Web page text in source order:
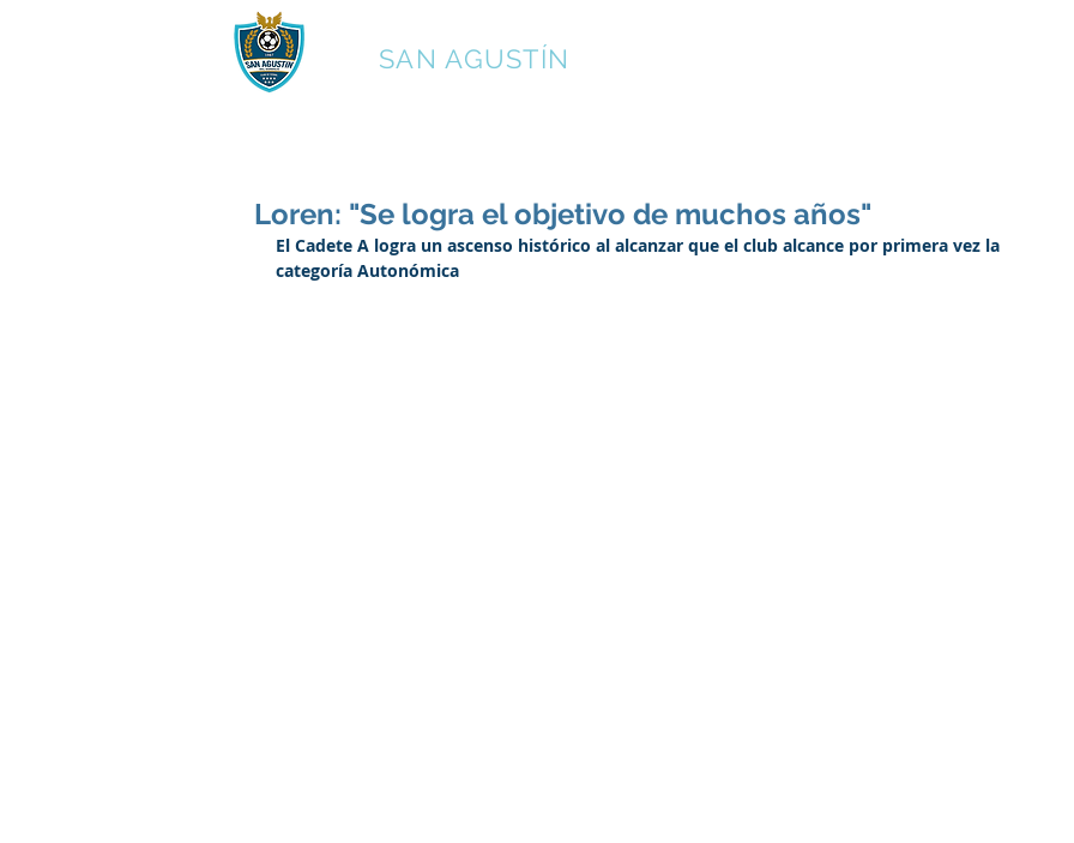
SAN AGUSTÍN
Loren: "Se logra el objetivo de muchos años"
El Cadete A logra un ascenso histórico al alcanzar que el club alcance por primera vez la
categoría Autonómica